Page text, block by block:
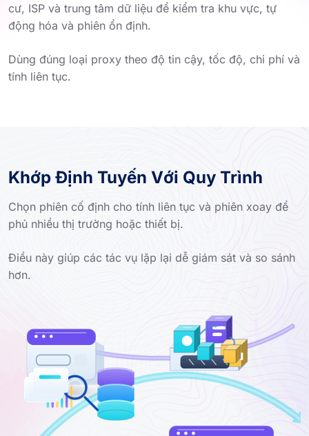
cư, ISP và trung tâm dữ liệu để kiểm tra khu vực, tự
động hóa và phiên ổn định.
Dùng đúng loại proxy theo độ tin cậy, tốc độ, chi phí và
tính liên tục.
Khớp Định Tuyến Với Quy Trình
Chọn phiên cố định cho tính liên tục và phiên xoay để
phủ nhiều thị trường hoặc thiết bị.
Điều này giúp các tác vụ lặp lại dễ giám sát và so sánh
hơn.